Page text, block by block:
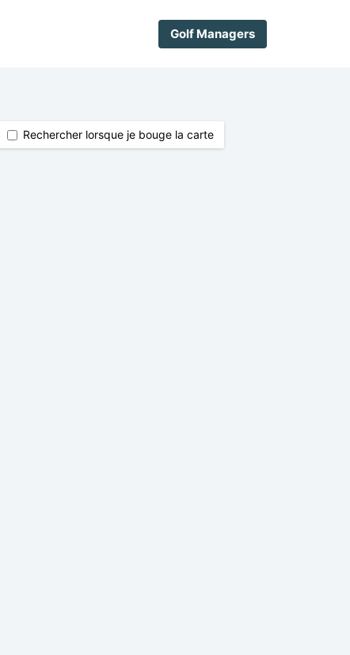
Golf Managers
Rechercher lorsque je bouge la carte